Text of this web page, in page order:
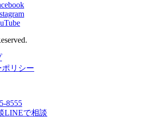
リシー
8555
LINEで相談